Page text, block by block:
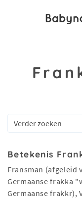
Betekenis
Fransman (afgeleid
Germaanse frakka
Germaanse frakkr),